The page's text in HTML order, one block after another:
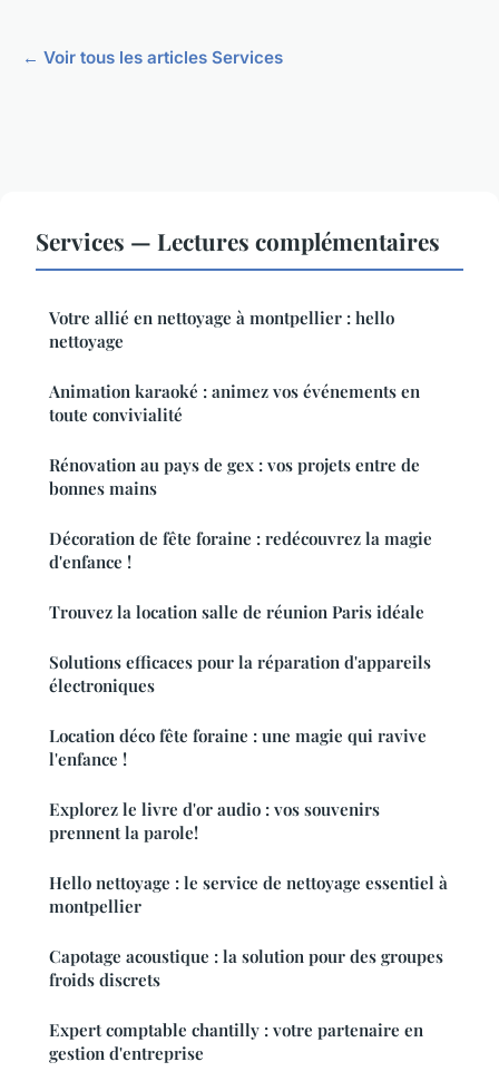
← Voir tous les articles Services
Services — Lectures complémentaires
Votre allié en nettoyage à montpellier : hello
nettoyage
Animation karaoké : animez vos événements en
toute convivialité
Rénovation au pays de gex : vos projets entre de
bonnes mains
Décoration de fête foraine : redécouvrez la magie
d'enfance !
Trouvez la location salle de réunion Paris idéale
Solutions efficaces pour la réparation d'appareils
électroniques
Location déco fête foraine : une magie qui ravive
l'enfance !
Explorez le livre d'or audio : vos souvenirs
prennent la parole!
Hello nettoyage : le service de nettoyage essentiel à
montpellier
Capotage acoustique : la solution pour des groupes
froids discrets
Expert comptable chantilly : votre partenaire en
gestion d'entreprise